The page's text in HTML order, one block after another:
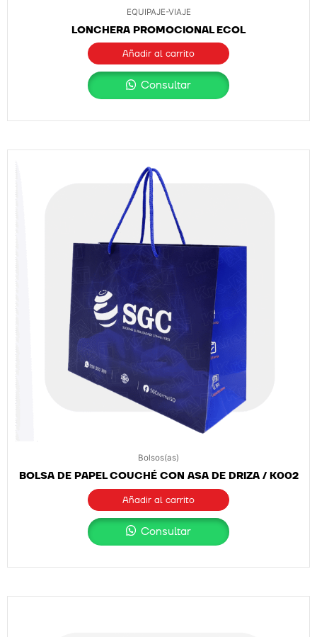
EQUIPAJE-VIAJE
LONCHERA PROMOCIONAL ECOL
Añadir al carrito
Consultar
Bolsos(as)
BOLSA DE PAPEL COUCHÉ CON ASA DE DRIZA / K002
Añadir al carrito
Consultar